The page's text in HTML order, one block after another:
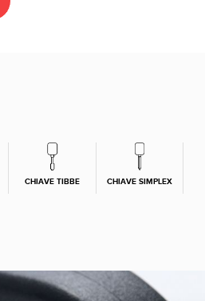
CHIAVE TIBBE CHIAVE SIMPLEX